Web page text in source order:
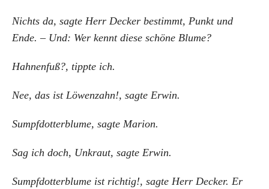
Nichts da, sagte Herr Decker bestimmt, Punkt und
Ende. – Und: Wer kennt diese schöne Blume?
Hahnenfuß?, tippte ich.
Nee, das ist Löwenzahn!, sagte Erwin.
Sumpfdotterblume, sagte Marion.
Sag ich doch, Unkraut, sagte Erwin.
Sumpfdotterblume ist richtig!, sagte Herr Decker. Er